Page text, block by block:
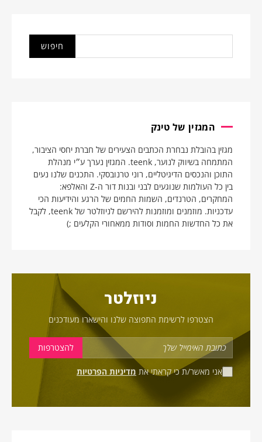
המגזין של טינק
מגזין בהובלת נבחרת הכתבים הצעירים של חברת יחסי הציבור,
המתמחה בשיווק לנוער, teenk. המגזין נערך ע״י מנהלת
התוכן והנכסים הדיגיטליים, רוני טרנובסקי. התכנים שלנו נעים
בין כל העולמות שנוגעים לבני ובנות דור ה-Z והאלפא:
המחקרים, הטרנדים, השמות החמים של הרגע והידיעות הכי
עדכניות. מוזמנים ומוזמנות להירשם לניוזלטר של teenk, לקבל
את כל החדשות החמות וסודות ממאחורי הקלעים ;)
ניוזלטר
הצטרפו לרשימת התפוצה שלנו והישארו מעודכנים
אני מאשר/ת כי קראתי את מדיניות הפרטיות